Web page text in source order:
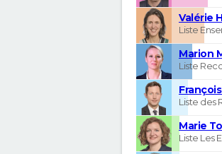
Valérie
Liste
Marion
Liste
Liste des
Marie
Liste Les